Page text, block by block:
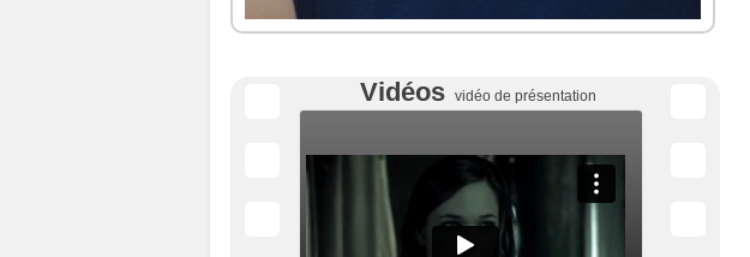
Vidéos vidéo de présentation